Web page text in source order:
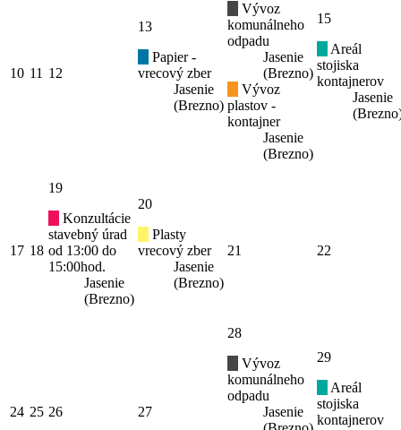
10 11 12
13
Papier -
vrecový zber
Jasenie
(Brezno)
Vývoz
komunálneho
odpadu
Jasenie
(Brezno)
Vývoz
plastov -
kontajner
Jasenie
(Brezno)
15
Areál
stojiska
kontajnerov
Jasenie
17 18
19
Konzultácie
stavebný úrad
od 13:00 do
15:00hod.
Jasenie
(Brezno)
20
Plasty
vrecový zber
Jasenie
(Brezno)
21 22
24 25 26 27
28
Vývoz
komunálneho
odpadu
Jasenie
29
Areál
stojiska
kontajnerov